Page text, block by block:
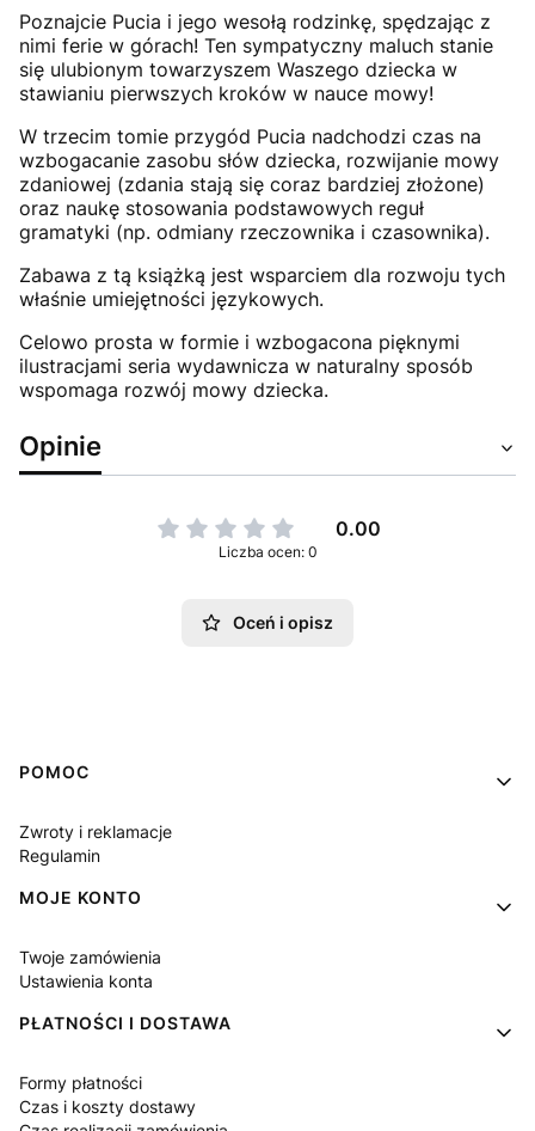
Poznajcie Pucia i jego wesołą rodzinkę, spędzając z
nimi ferie w górach! Ten sympatyczny maluch stanie
się ulubionym towarzyszem Waszego dziecka w
stawianiu pierwszych kroków w nauce mowy!
W trzecim tomie przygód Pucia nadchodzi czas na
wzbogacanie zasobu słów dziecka, rozwijanie mowy
zdaniowej (zdania stają się coraz bardziej złożone)
oraz naukę stosowania podstawowych reguł
gramatyki (np. odmiany rzeczownika i czasownika).
Zabawa z tą książką jest wsparciem dla rozwoju tych
właśnie umiejętności językowych.
Celowo prosta w formie i wzbogacona pięknymi
ilustracjami seria wydawnicza w naturalny sposób
wspomaga rozwój mowy dziecka.
Opinie
0.00
Liczba ocen: 0
Oceń i opisz
Linki w stopce
POMOC
Zwroty i reklamacje
Regulamin
MOJE KONTO
Twoje zamówienia
Ustawienia konta
PŁATNOŚCI I DOSTAWA
Formy płatności
Czas i koszty dostawy